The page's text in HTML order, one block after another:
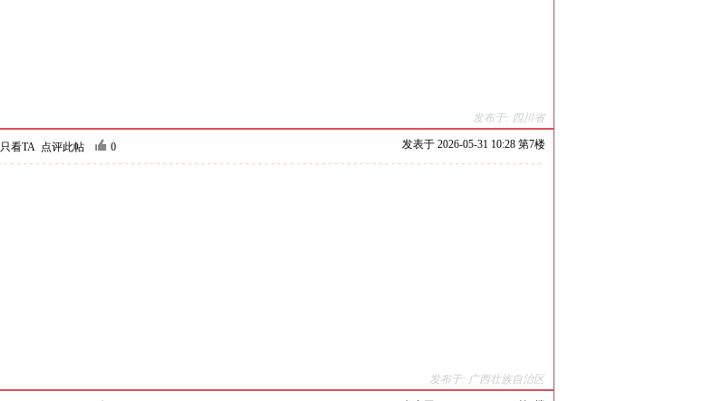
发布于: 四川省
只看TA 点评此帖 0 发表于 2026-05-31 10:28 第7楼
发布于: 广西壮族自治区